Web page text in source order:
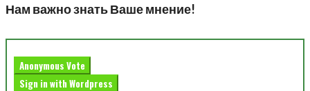
Нам важно знать Ваше мнение!
Anonymous Vote
Sign in with Wordpress